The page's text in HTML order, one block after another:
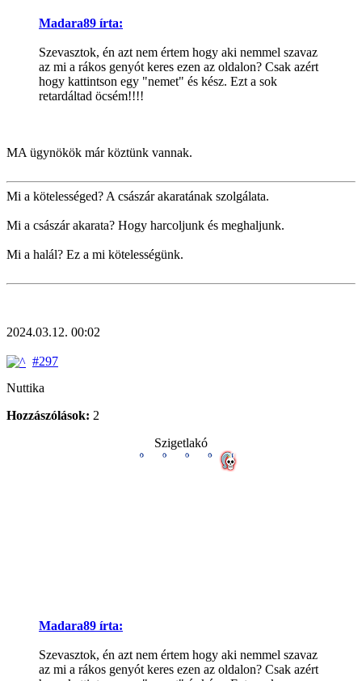
Madara89 írta:
Szevasztok, én azt nem értem hogy aki nemmel szavaz
az mi a rákos genyót keres ezen az oldalon? Csak azért
hogy kattintson egy "nemet" és kész. Ezt a sok
retardáltad öcsém!!!!
MA ügynökök már köztünk vannak.
Mi a kötelességed? A császár akaratának szolgálata.
Mi a császár akarata? Hogy harcoljunk és meghaljunk.
Mi a halál? Ez a mi kötelességünk.
2024.03.12. 00:02
#297
Nuttika
Hozzászólások: 2
Szigetlakó
Madara89 írta:
Szevasztok, én azt nem értem hogy aki nemmel szavaz
az mi a rákos genyót keres ezen az oldalon? Csak azért